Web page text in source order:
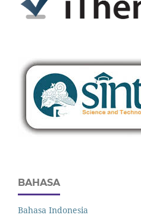
BAHASA
Bahasa Indonesia